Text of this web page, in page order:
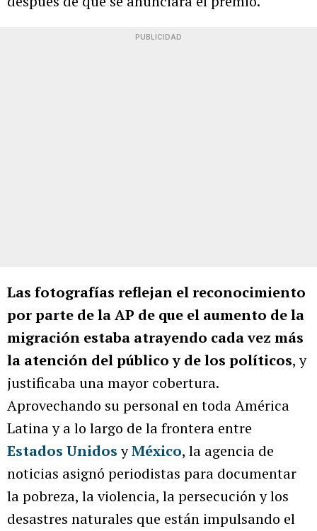
PUBLICIDAD
Las fotografías reflejan el reconocimiento
por parte de la AP de que el aumento de la
migración estaba atrayendo cada vez más
la atención del público y de los políticos, y
justificaba una mayor cobertura.
Aprovechando su personal en toda América
Latina y a lo largo de la frontera entre
Estados UnidosyMéxico, la agencia de
noticias asignó periodistas para documentar
la pobreza, la violencia, la persecución y los
desastres naturales que están impulsando el